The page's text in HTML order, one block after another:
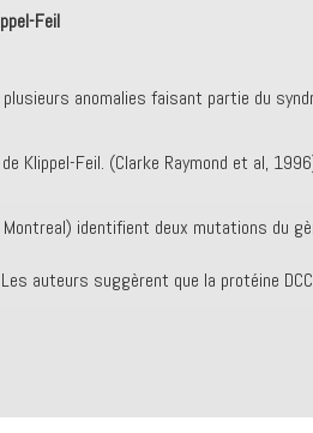
Feil
anomalies faisant partie du
Klippel-Feil. (Clarke Raymond et al,
identifient deux mutations du
auteurs suggèrent que la protéine